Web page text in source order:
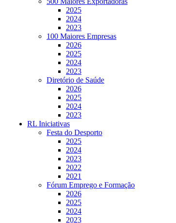
2025
2024
2023
100 Maiores Empresas
2026
2025
2024
2023
Diretório de Saúde
2026
2025
2024
2023
RL Iniciativas
Festa do Desporto
2025
2024
2023
2022
2021
Fórum Emprego e Formação
2026
2025
2024
2023